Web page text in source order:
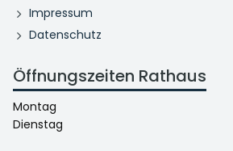
Impressum
Datenschutz
Öffnungszeiten Rathaus
Montag
Dienstag